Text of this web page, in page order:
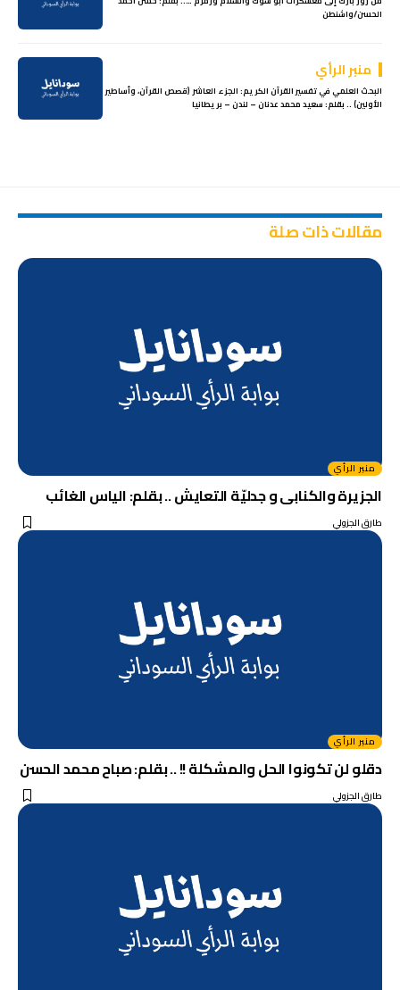
الحسن/واشنطن
منبر الرأي
البحث العلمي في تفسير القرآن الكريم: الجزء العاشر (قصص القرآن، وأساطير
الأولين) .. بقلم: سعيد محمد عدنان – لندن – بريطانيا
مقالات ذات صلة
منبر الرأي
الجزيرة والكنابى و جدليّة التعايش .. بقلم: الياس الغائب
طارق الجزولي
منبر الرأي
دقلو لن تكونوا الحل والمشكلة !! .. بقلم: صباح محمد الحسن
طارق الجزولي